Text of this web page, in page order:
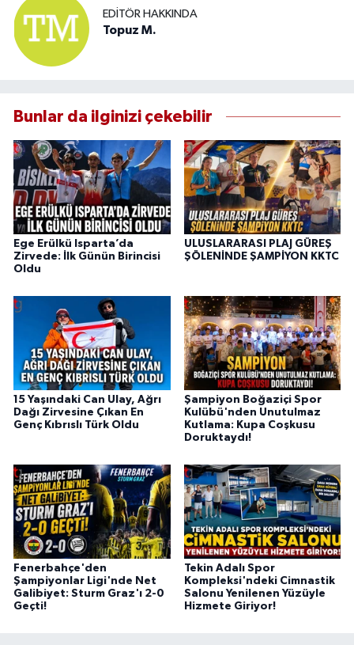
EDITÖR HAKKINDA
Topuz M.
Bunlar da ilginizi çekebilir
Ege Erülkü Isparta’da
Zirvede: İlk Günün Birincisi
Oldu
ULUSLARARASI PLAJ GÜREŞ
ŞÖLENİNDE ŞAMPİYON KKTC
15 Yaşındaki Can Ulay, Ağrı
Dağı Zirvesine Çıkan En
Genç Kıbrıslı Türk Oldu
Şampiyon Boğaziçi Spor
Kulübü'nden Unutulmaz
Kutlama: Kupa Coşkusu
Doruktaydı!
Fenerbahçe'den
Şampiyonlar Ligi'nde Net
Galibiyet: Sturm Graz'ı 2-0
Geçti!
Tekin Adalı Spor
Kompleksi'ndeki Cimnastik
Salonu Yenilenen Yüzüyle
Hizmete Giriyor!